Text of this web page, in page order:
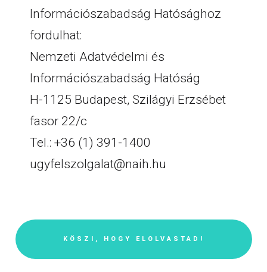
Információszabadság Hatósághoz
fordulhat:
Nemzeti Adatvédelmi és
Információszabadság Hatóság
H-1125 Budapest, Szilágyi Erzsébet
fasor 22/c
Tel.: +36 (1) 391-1400
ugyfelszolgalat@naih.hu
KÖSZI, HOGY ELOLVASTAD!